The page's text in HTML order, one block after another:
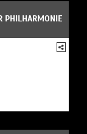
PHILHARMONIE